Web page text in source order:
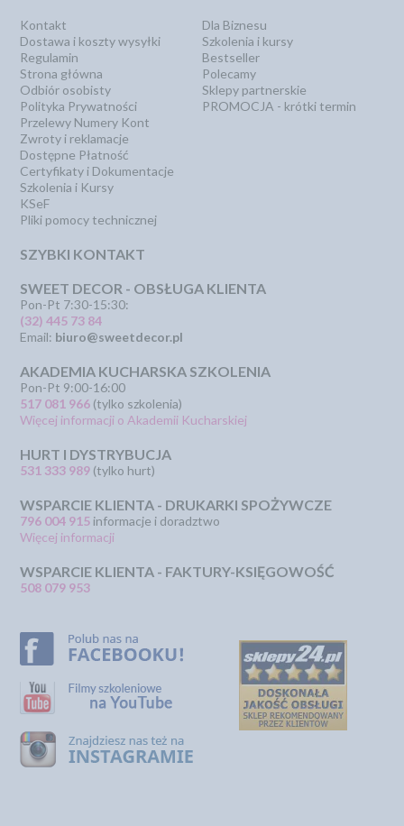
Kontakt
Dostawa i koszty wysyłki
Regulamin
Strona główna
Odbiór osobisty
Polityka Prywatności
Przelewy Numery Kont
Zwroty i reklamacje
Dostępne Płatność
Certyfikaty i Dokumentacje
Szkolenia i Kursy
KSeF
Pliki pomocy technicznej
Dla Biznesu
Szkolenia i kursy
Bestseller
Polecamy
Sklepy partnerskie
PROMOCJA - krótki termin
SZYBKI KONTAKT
SWEET DECOR - OBSŁUGA KLIENTA
Pon-Pt 7:30-15:30:
(32) 445 73 84
Email: biuro@sweetdecor.pl
AKADEMIA KUCHARSKA SZKOLENIA
Pon-Pt 9:00-16:00
517 081 966 (tylko szkolenia)
Więcej informacji o Akademii Kucharskiej
HURT I DYSTRYBUCJA
531 333 989 (tylko hurt)
WSPARCIE KLIENTA - DRUKARKI SPOŻYWCZE
796 004 915 informacje i doradztwo
Więcej informacji
WSPARCIE KLIENTA - FAKTURY-KSIĘGOWOŚĆ
508 079 953